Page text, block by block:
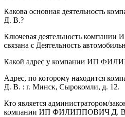
Какова основная деятельность
Д. В.?
Ключевая деятельность
связана с Деятельность
Какой адрес у компании ИП
Адрес, по которому находится
Д. В. : г. Минск, Сырокомли, д. 12.
Кто является администратором/
компании ИП ФИЛИППОВИЧ Д.